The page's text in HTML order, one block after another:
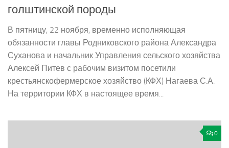
голштинской породы
В пятницу, 22 ноября, временно исполняющая
обязанности главы Родниковского района Александра
Суханова и начальник Управления сельского хозяйства
Алексей Питев с рабочим визитом посетили
крестьянско­фермерское хозяйство (КФХ) Нагаева С.А.
На территории КФХ в настоящее время...
0